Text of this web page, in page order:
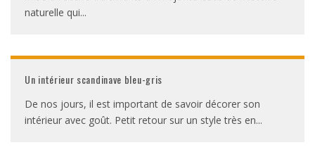
naturelle qui...
Un intérieur scandinave bleu-gris
De nos jours, il est important de savoir décorer son
intérieur avec goût. Petit retour sur un style très en...